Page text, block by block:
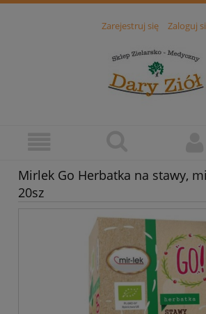
Zarejestruj się Zaloguj
Mirlek Go Herbatka na stawy,
20sz